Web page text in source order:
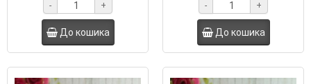
- +
До кошика
- +
До кошика